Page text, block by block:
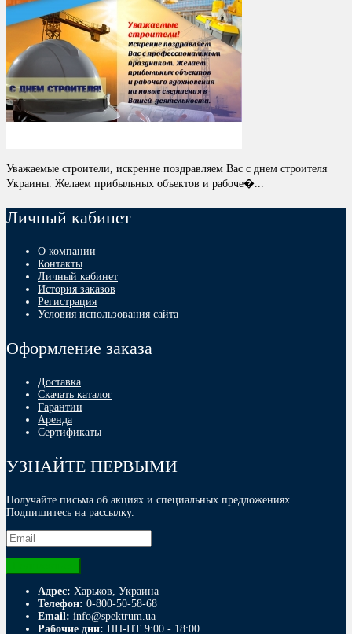
Уважаемые строители, искренне поздравляем Вас с днем строителя
Украины. Желаем прибыльных объектов и рабоче�...
Личный кабинет
О компании
Контакты
Личный кабинет
История заказов
Регистрация
Условия использования сайта
Оформление заказа
Доставка
Скачать каталог
Гарантии
Аренда
Сертификаты
УЗНАЙТЕ ПЕРВЫМИ
Получайте письма об акциях и специальных предложениях.
Подпишитесь на рассылку.
Адрес: Харьков, Украина
Телефон: 0-800-50-58-68
Email: info@spektrum.ua
Рабочие дни: ПН-ПТ 9:00 - 18:00